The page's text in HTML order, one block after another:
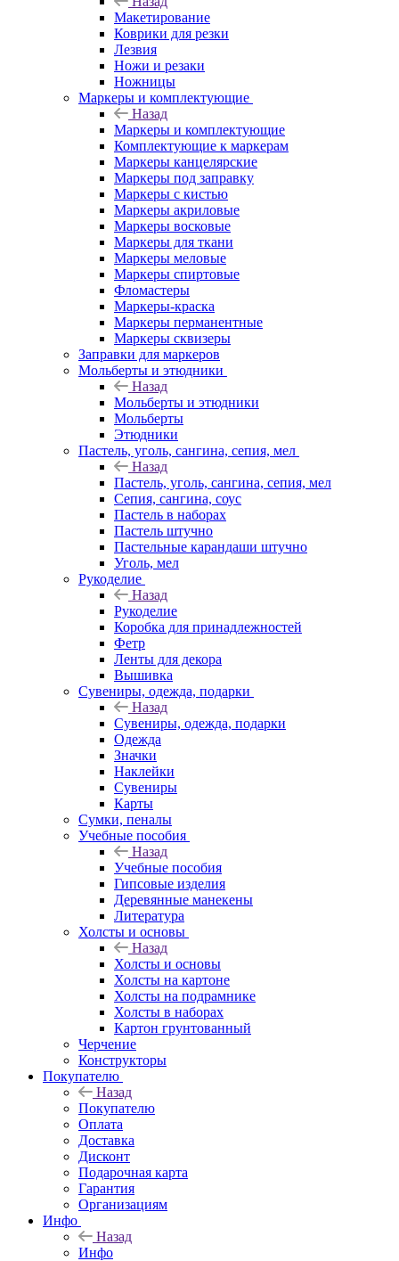
Макетирование
Коврики для резки
Лезвия
Ножи и резаки
Ножницы
Маркеры и комплектующие
Назад
Маркеры и комплектующие
Комплектующие к маркерам
Маркеры канцелярские
Маркеры под заправку
Маркеры с кистью
Маркеры акриловые
Маркеры восковые
Маркеры для ткани
Маркеры меловые
Маркеры спиртовые
Фломастеры
Маркеры-краска
Маркеры перманентные
Маркеры сквизеры
Заправки для маркеров
Мольберты и этюдники
Назад
Мольберты и этюдники
Мольберты
Этюдники
Пастель, уголь, сангина, сепия, мел
Назад
Пастель, уголь, сангина, сепия, мел
Сепия, сангина, соус
Пастель в наборах
Пастель штучно
Пастельные карандаши штучно
Уголь, мел
Рукоделие
Назад
Рукоделие
Коробка для принадлежностей
Фетр
Ленты для декора
Вышивка
Сувениры, одежда, подарки
Назад
Сувениры, одежда, подарки
Одежда
Значки
Наклейки
Сувениры
Карты
Сумки, пеналы
Учебные пособия
Назад
Учебные пособия
Гипсовые изделия
Деревянные манекены
Литература
Холсты и основы
Назад
Холсты и основы
Холсты на картоне
Холсты на подрамнике
Холсты в наборах
Картон грунтованный
Черчение
Конструкторы
Покупателю
Назад
Покупателю
Оплата
Доставка
Дисконт
Подарочная карта
Гарантия
Организациям
Инфо
Назад
Инфо